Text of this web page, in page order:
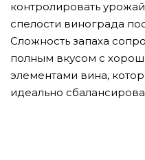
контролировать
спелости винограда
Сложность запаха
полным вкусом с
элементами вина,
идеально